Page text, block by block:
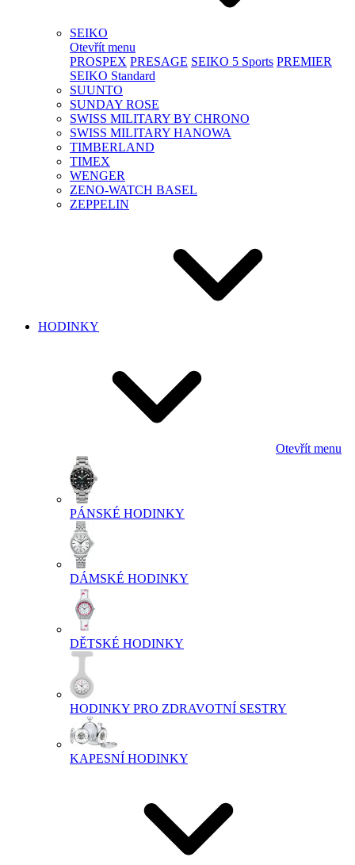
SEIKO
Otevřít menu
PROSPEX PRESAGE SEIKO 5 Sports PREMIER
SEIKO Standard
SUUNTO
SUNDAY ROSE
SWISS MILITARY BY CHRONO
SWISS MILITARY HANOWA
TIMBERLAND
TIMEX
WENGER
ZENO-WATCH BASEL
ZEPPELIN
HODINKY
Otevřít menu
PÁNSKÉ HODINKY
DÁMSKÉ HODINKY
DĚTSKÉ HODINKY
HODINKY PRO ZDRAVOTNÍ SESTRY
KAPESNÍ HODINKY